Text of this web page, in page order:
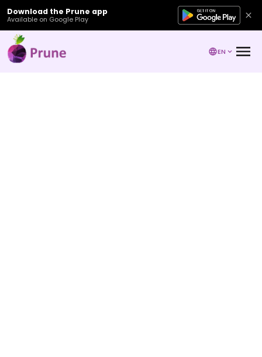
Download the Prune app
Available on Google Play
EN